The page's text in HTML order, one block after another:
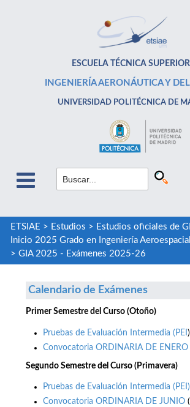
ESCUELA TÉCNICA
INGENIERÍA AERONÁUTICA Y
UNIVERSIDAD POLITÉCNICA DE
ETSIAE > Estudios > Estudios oficiales de
Inicio 2025 Grado en Ingeniería
> GIA 2025 - Exámenes 2025-26
Calendario de Exámenes
Primer Semestre del Curso (Otoño)
Pruebas de Evaluación Intermedia (PEI
Convocatoria ORDINARIA DE ENERO
Segundo Semestre del Curso (Primavera)
Pruebas de Evaluación Intermedia (PEI)
Convocatoria ORDINARIA DE JUNIO